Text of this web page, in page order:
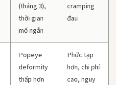
(tháng 3),
thời gian
mổ ngắn
cramping
đau
Popeye
deformity
thấp hơn
Phức tạp
hơn, chi phí
cao, nguy